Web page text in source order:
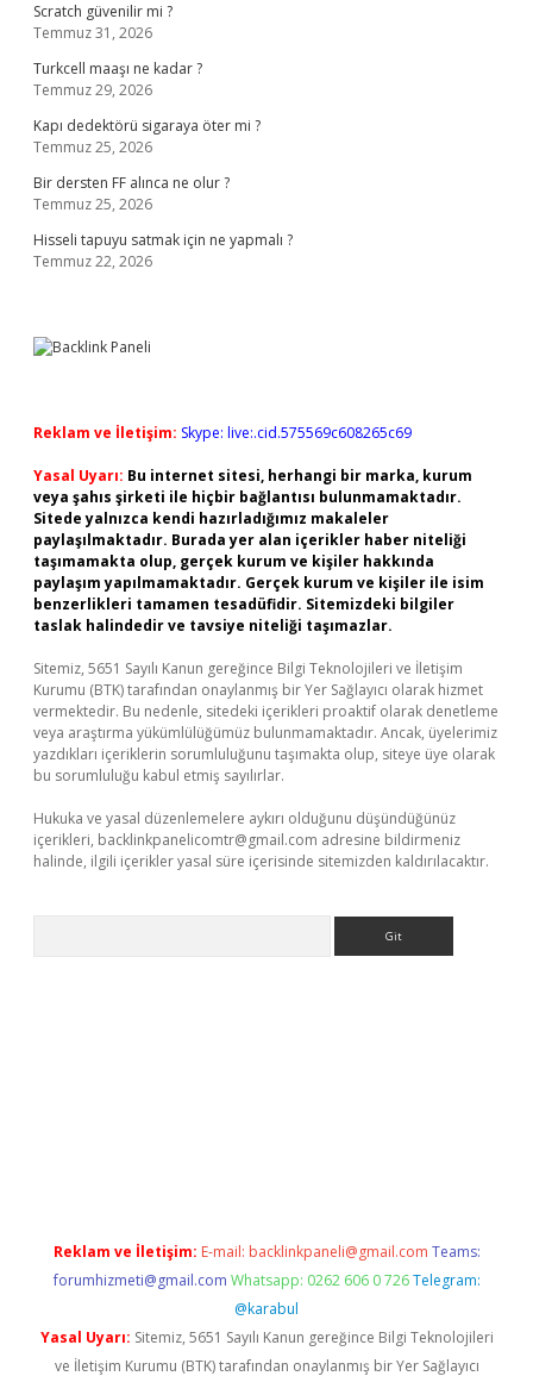
Scratch güvenilir mi ?
Temmuz 31, 2026
Turkcell maaşı ne kadar ?
Temmuz 29, 2026
Kapı dedektörü sigaraya öter mi ?
Temmuz 25, 2026
Bir dersten FF alınca ne olur ?
Temmuz 25, 2026
Hisseli tapuyu satmak için ne yapmalı ?
Temmuz 22, 2026
Reklam ve İletişim: Skype: live:.cid.575569c608265c69
Yasal Uyarı: Bu internet sitesi, herhangi bir marka, kurum
veya şahıs şirketi ile hiçbir bağlantısı bulunmamaktadır.
Sitede yalnızca kendi hazırladığımız makaleler
paylaşılmaktadır. Burada yer alan içerikler haber niteliği
taşımamakta olup, gerçek kurum ve kişiler hakkında
paylaşım yapılmamaktadır. Gerçek kurum ve kişiler ile isim
benzerlikleri tamamen tesadüfidir. Sitemizdeki bilgiler
taslak halindedir ve tavsiye niteliği taşımazlar.
Sitemiz, 5651 Sayılı Kanun gereğince Bilgi Teknolojileri ve İletişim
Kurumu (BTK) tarafından onaylanmış bir Yer Sağlayıcı olarak hizmet
vermektedir. Bu nedenle, sitedeki içerikleri proaktif olarak denetleme
veya araştırma yükümlülüğümüz bulunmamaktadır. Ancak, üyelerimiz
yazdıkları içeriklerin sorumluluğunu taşımakta olup, siteye üye olarak
bu sorumluluğu kabul etmiş sayılırlar.
Hukuka ve yasal düzenlemelere aykırı olduğunu düşündüğünüz
içerikleri, backlinkpanelicomtr@gmail.com adresine bildirmeniz
halinde, ilgili içerikler yasal süre içerisinde sitemizden kaldırılacaktır.
Reklam ve İletişim: E-mail: backlinkpaneli@gmail.com Teams:
forumhizmeti@gmail.com Whatsapp: 0262 606 0 726 Telegram:
@karabul
Yasal Uyarı: Sitemiz, 5651 Sayılı Kanun gereğince Bilgi Teknolojileri
ve İletişim Kurumu (BTK) tarafından onaylanmış bir Yer Sağlayıcı